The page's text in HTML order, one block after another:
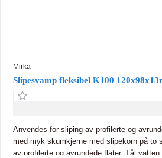
Mirka
Slipesvamp fleksibel K100
Anvendes for sliping av profilerte og avrundede
med myk skumkjerne med slipekorn på to
av profilerte og avrundede flater. Tål